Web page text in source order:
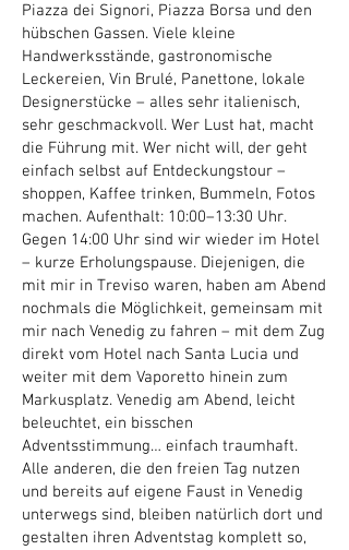
Piazza dei Signori, Piazza Borsa und den
hübschen Gassen. Viele kleine
Handwerksstände, gastronomische
Leckereien, Vin Brulé, Panettone, lokale
Designerstücke – alles sehr italienisch,
sehr geschmackvoll. Wer Lust hat, macht
die Führung mit. Wer nicht will, der geht
einfach selbst auf Entdeckungstour –
shoppen, Kaffee trinken, Bummeln, Fotos
machen. Aufenthalt: 10:00–13:30 Uhr.
Gegen 14:00 Uhr sind wir wieder im Hotel
– kurze Erholungspause. Diejenigen, die
mit mir in Treviso waren, haben am Abend
nochmals die Möglichkeit, gemeinsam mit
mir nach Venedig zu fahren – mit dem Zug
direkt vom Hotel nach Santa Lucia und
weiter mit dem Vaporetto hinein zum
Markusplatz. Venedig am Abend, leicht
beleuchtet, ein bisschen
Adventsstimmung… einfach traumhaft.
Alle anderen, die den freien Tag nutzen
und bereits auf eigene Faust in Venedig
unterwegs sind, bleiben natürlich dort und
gestalten ihren Adventstag komplett so,